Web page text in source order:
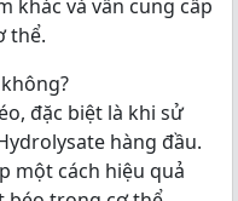
khác và vẫn cung cấp
thể.
đặc biệt là khi sử
hàng đầu.
một cách hiệu quả